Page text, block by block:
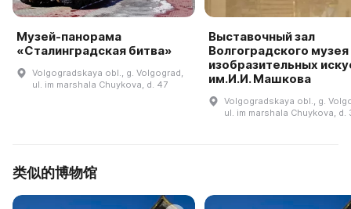
Музей-панорама
«Сталинградская битва»
Volgogradskaya obl., g. Volgograd,
ul. im marshala Chuykova, d. 47
Выставочный зал
Волгоградского музея
изобразительных
им.И.И. Машкова
Volgogradskaya obl., g.
ul. im marshala Chuykova, d.
类似的博物馆